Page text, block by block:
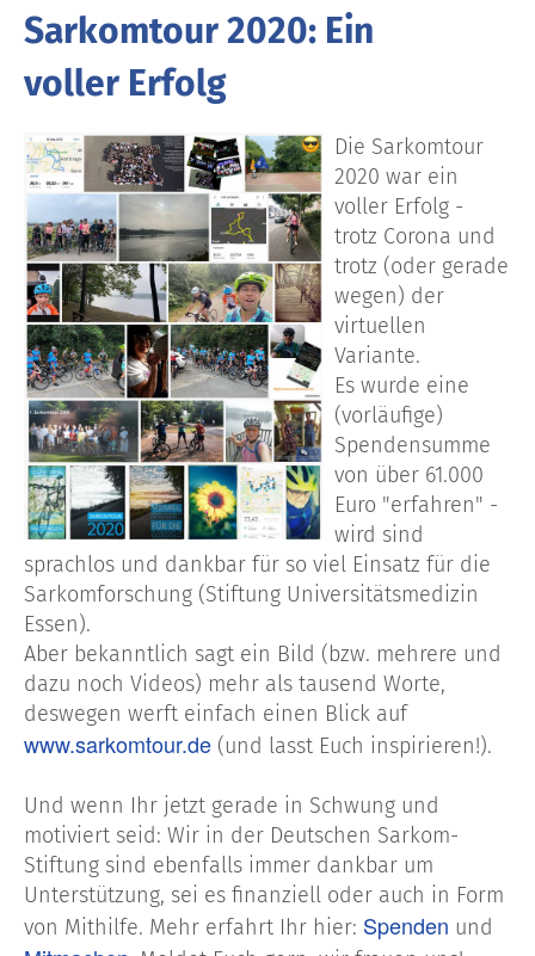
Sarkomtour 2020: Ein
voller Erfolg
Die Sarkomtour
2020 war ein
voller Erfolg -
trotz Corona und
trotz (oder gerade
wegen) der
virtuellen
Variante.
Es wurde eine
(vorläufige)
Spendensumme
von über 61.000
Euro "erfahren" -
wird sind
sprachlos und dankbar für so viel Einsatz für die
Sarkomforschung (Stiftung Universitätsmedizin
Essen).
Aber bekanntlich sagt ein Bild (bzw. mehrere und
dazu noch Videos) mehr als tausend Worte,
deswegen werft einfach einen Blick auf
www.sarkomtour.de (und lasst Euch inspirieren!).
Und wenn Ihr jetzt gerade in Schwung und
motiviert seid: Wir in der Deutschen Sarkom-
Stiftung sind ebenfalls immer dankbar um
Unterstützung, sei es finanziell oder auch in Form
von Mithilfe. Mehr erfahrt Ihr hier: Spenden und